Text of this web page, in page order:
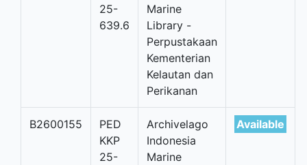
25-
639.6
Marine
Library -
Perpustakaan
Kementerian
Kelautan dan
Perikanan
B2600155
PED
KKP
25-
Archivelago
Indonesia
Marine
Available